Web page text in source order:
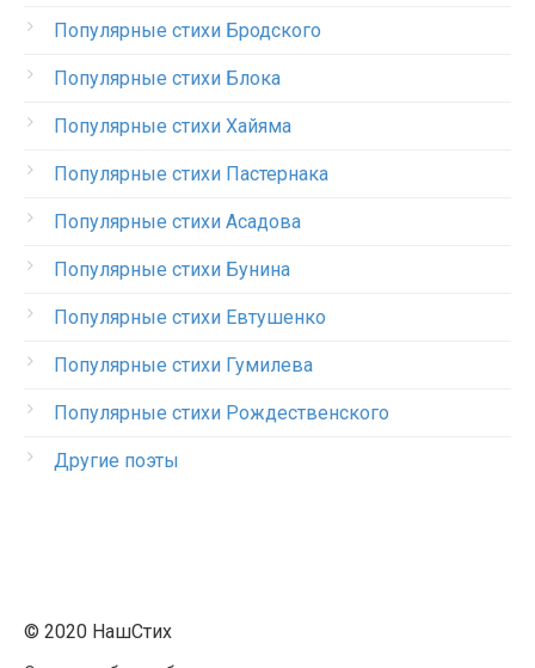
Популярные стихи Бродского
Популярные стихи Блока
Популярные стихи Хайяма
Популярные стихи Пастернака
Популярные стихи Асадова
Популярные стихи Бунина
Популярные стихи Евтушенко
Популярные стихи Гумилева
Популярные стихи Рождественского
Другие поэты
© 2020 НашСтих